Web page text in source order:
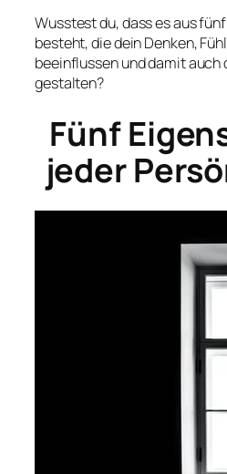
Wusstest du, dass es aus
besteht, die dein Denken,
beeinflussen und damit auch
gestalten?
Fünf
jeder